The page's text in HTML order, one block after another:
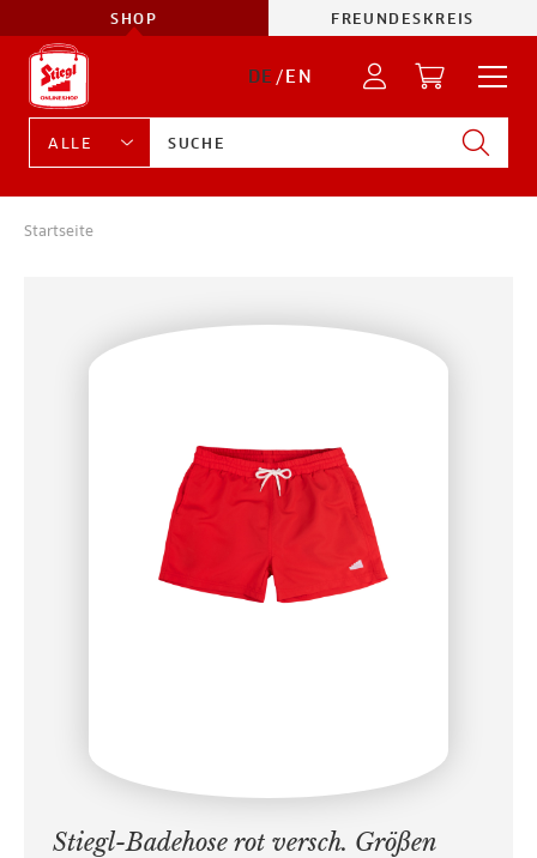
SHOP FREUNDESKREIS
DE/EN
Startseite
Stiegl-Badehose rot versch. Größen